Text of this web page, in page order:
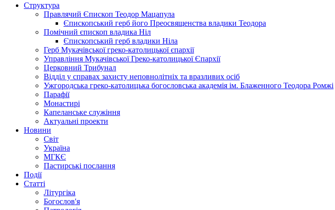
Структура
Правлячий Єпископ Теодор Мацапула
Єпископський герб його Преосвященства владики Теодора
Помічний єпископ владика Ніл
Єпископський герб владики Ніла
Герб Мукачівської греко-католицької єпархії
Управління Мукачівської Греко-католицької Єпархії
Церковний Трибунал
Відділ у справах захисту неповнолітніх та вразливих осіб
Ужгородська греко-католицька богословська академія ім. Блаженного Теодора Ромжі
Парафії
Монастирі
Капеланське служіння
Актуальні проекти
Новини
Світ
Україна
МГКЄ
Пастирські послання
Події
Статті
Літургіка
Богослов'я